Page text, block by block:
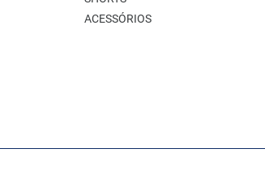
ACESSÓRIOS